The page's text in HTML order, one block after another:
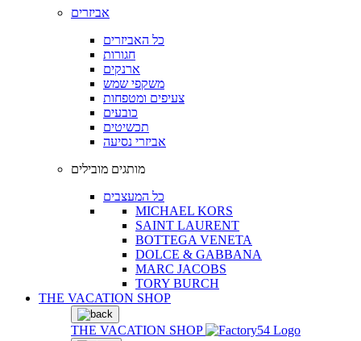
אביזרים
כל האביזרים
חגורות
ארנקים
משקפי שמש
צעיפים ומטפחות
כובעים
תכשיטים
אביזרי נסיעה
מותגים מובילים
כל המעצבים
MICHAEL KORS
SAINT LAURENT
BOTTEGA VENETA
DOLCE & GABBANA
MARC JACOBS
TORY BURCH
THE VACATION SHOP
THE VACATION SHOP